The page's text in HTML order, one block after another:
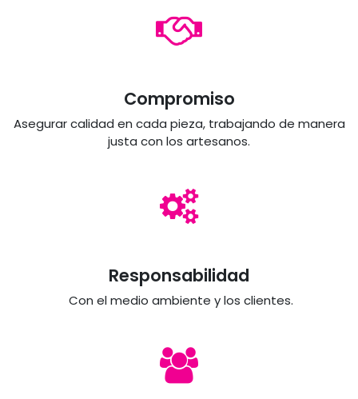
Compromiso
Asegurar calidad en cada pieza, trabajando de manera
justa con los artesanos.
Responsabilidad
Con el medio ambiente y los clientes.